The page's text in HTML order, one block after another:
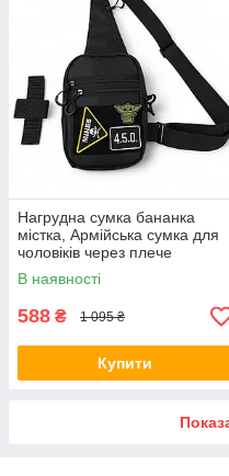
Нагрудна сумка бананка
містка, Армійська сумка для
чоловіків через плече
чоловіча плетена RS-87
В наявності
588 ₴ 1 095 ₴
Купити